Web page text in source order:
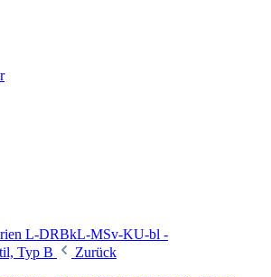
L-DRBkL-MSv-KU-bl -
Typ B
Zurück